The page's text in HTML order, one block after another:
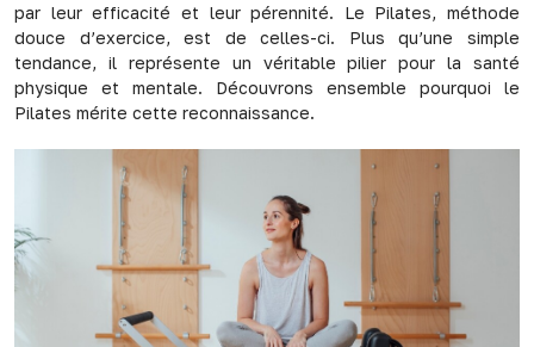
par leur efficacité et leur pérennité. Le Pilates, méthode
douce d’exercice, est de celles-ci. Plus qu’une simple
tendance, il représente un véritable pilier pour la santé
physique et mentale. Découvrons ensemble pourquoi le
Pilates mérite cette reconnaissance.